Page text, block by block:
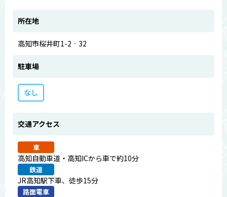
所在地
高知市桜井町1-2‐32
駐車場
なし
交通アクセス
車
高知自動車道・高知ICから車で約10分
鉄道
JR高知駅下車、徒歩15分
路面電車